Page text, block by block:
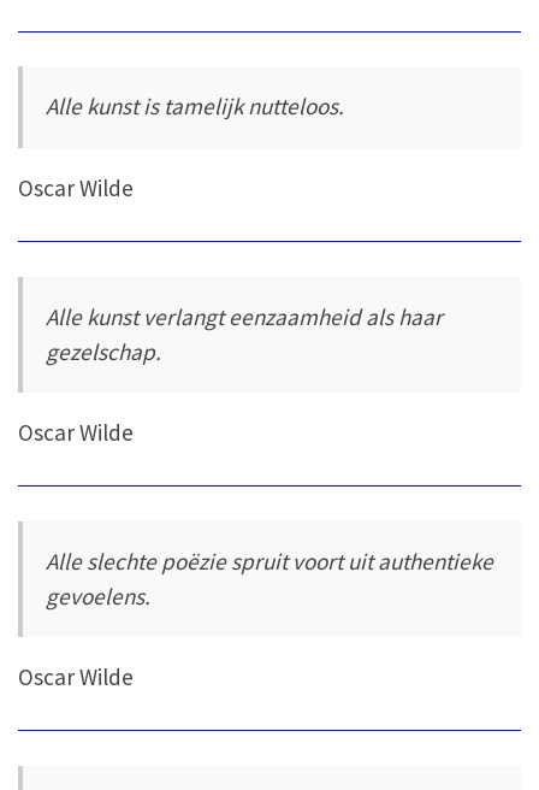
Alle kunst is tamelijk nutteloos.
Oscar Wilde
Alle kunst verlangt eenzaamheid als haar
gezelschap.
Oscar Wilde
Alle slechte poëzie spruit voort uit authentieke
gevoelens.
Oscar Wilde